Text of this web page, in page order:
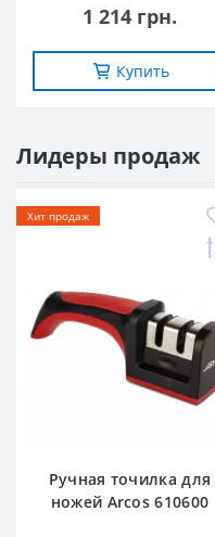
1 214 грн.
Купить
Лидеры продаж
Хит продаж
Ручная точилка для
ножей Arcos 610600